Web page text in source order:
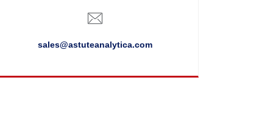
sales@astuteanalytica.com